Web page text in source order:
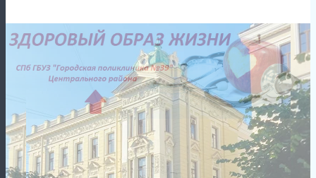
Главная Новости
Дежурство в выходные
12 апреля 2024
Дежурство в выходные